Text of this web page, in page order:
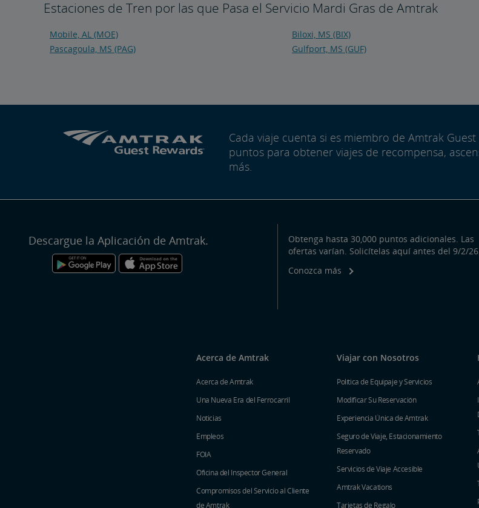
Estaciones de Tren por las que Pasa el Servicio Mardi Gras de Amtrak
Mobile, AL (MOE)
Pascagoula, MS (PAG)
Biloxi, MS (BIX)
Gulfport, MS (GUF)
Cada viaje cuenta si es miembro de Amtrak Guest
puntos para obtener viajes de recompensa,
más.
Descargue la Aplicación de Amtrak.
Obtenga hasta 30,000 puntos adicionales. Las
ofertas varían. Solicítelas aquí antes del 9/2/
Conozca más
Acerca de Amtrak
Acerca de Amtrak
Una Nueva Era del Ferrocarril
Noticias
Empleos
FOIA
Oficina del Inspector General
Compromisos del Servicio al Cliente
de Amtrak
Viajar con Nosotros
Política de Equipaje y Servicios
Modificar Su Reservación
Experiencia Única de Amtrak
Seguro de Viaje, Estacionamiento
Reservado
Servicios de Viaje Accesible
Amtrak Vacations
Tarjetas de Regalo